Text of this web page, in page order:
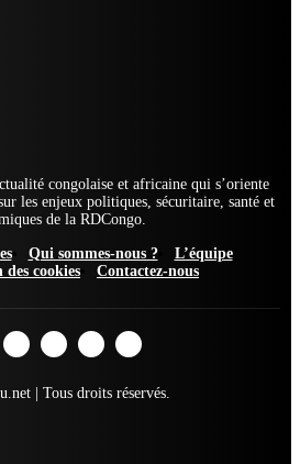
congolaise et africaine qui s’oriente
les enjeux politiques, sécuritaire, santé et
de la RDCongo.
Qui sommes-nous ?
L’équipe
des cookies
Contactez-nous
| Tous droits réservés.